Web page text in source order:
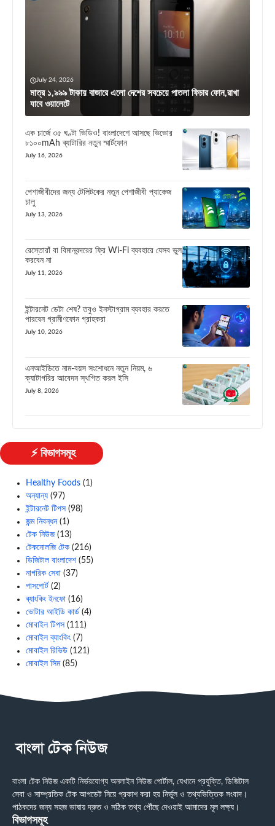
July 24, 2026
মাত্র ১,৯৯৯ টাকায় বাজারে এলো দেশের সবচেয়ে পাতলা ফিচার ফোন,রাখা
যাবে ওয়ালেটে
এক চার্জে ৩৫ ঘণ্টা ভিডিও! বাংলাদেশে আসছে ভিভোর
৮১০০mAh ব্যাটারির নতুন স্মার্টফোন
July 16, 2026
পেশাজীবীদের জন্য টেলিটকের নতুন পেশাজীবী প্যাকেজ
চালু
July 13, 2026
রেস্তোরাঁ বা বিমানবন্দরের ফ্রি Wi-Fi ব্যবহারে যেসব ভুল
করবেন না
July 11, 2026
ইন্টারনেট ডেটা শেষ? তবুও ইনস্টাগ্রাম ব্যবহার করতে
পারবেন গ্রামীণফোন গ্রাহকরা
July 10, 2026
এনআইডিতে নাম-বয়স সংশোধনে নতুন নিয়ম, ৬
ক্যাটাগরির আবেদন স্থগিত করল ইসি
July 8, 2026
⚡ বিভাগসমূহ
Healthy Foods (1)
অন্যান্য (97)
ইন্টারনেট টিপস (98)
জন্ম নিবন্ধন(1)
টেক নিউজ(13)
টেকনোলজি টেক (216)
ডিজিটাল বাংলাদেশ(55)
নাগরিক সেবা (37)
পাসপোর্ট (2)
ব্যাংকিং ইনফো (16)
ভোটার আইডি কার্ড (4)
মোবাইল টিপস (111)
মোবাইল ব্যাংকিং (7)
মোবাইল রিভিউ (121)
মোবাইল সিম(85)
বাংলা টেক নিউজ একটি নির্ভরযোগ্য অনলাইন নিউজ পোর্টাল, যেখানে প্রযুক্তি, ডিজিটাল
সেবা ও সাম্প্রতিক টেক আপডেট নিয়ে প্রকাশ করা হয় নির্ভুল ও তথ্যভিত্তিক সংবাদ।
পাঠকদের জন্য সহজ ভাষায় দ্রুত ও সঠিক তথ্য পৌঁছে দেওয়াই আমাদের মূল লক্ষ্য।
বিভাগসমূহ